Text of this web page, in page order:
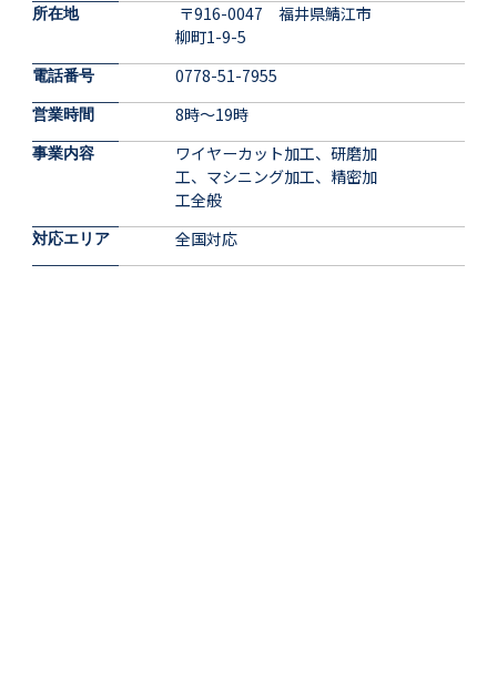
所在地
〒916-0047 福井県鯖江市
柳町1-9-5
電話番号 0778-51-7955
営業時間 8時〜19時
事業内容
ワイヤーカット加工、研磨加
工、マシニング加工、精密加
工全般
対応エリア 全国対応